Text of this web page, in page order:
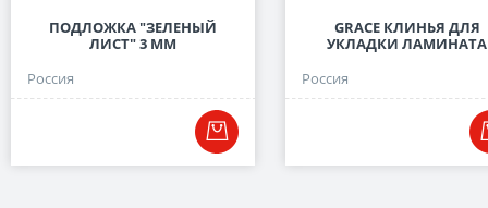
ПОДЛОЖКА "ЗЕЛЕНЫЙ
ЛИСТ" 3 ММ
Россия
GRACE КЛИНЬЯ ДЛЯ
УКЛАДКИ ЛАМИНАТА
Россия